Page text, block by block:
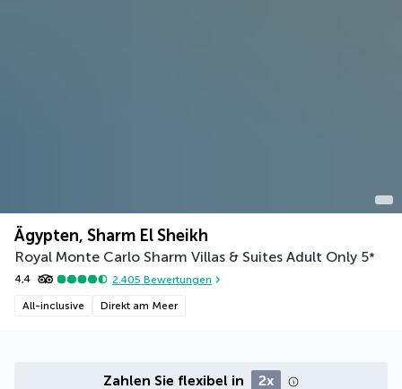
Ägypten, Sharm El Sheikh
Royal Monte Carlo Sharm Villas & Suites Adult Only 5*
4,4 2.405 Bewertungen
All-inclusive Direkt am Meer
Zahlen Sie flexibel in 2x